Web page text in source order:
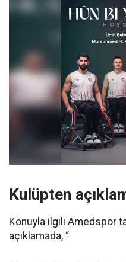
Kulüpten
Konuyla ilgili Amedspor
açıklamada, “